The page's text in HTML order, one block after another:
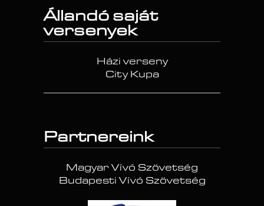
Állandó saját
versenyek
Házi verseny
City Kupa
Partnereink
Magyar Vívó Szövetség
Budapesti Vívó Szövetség